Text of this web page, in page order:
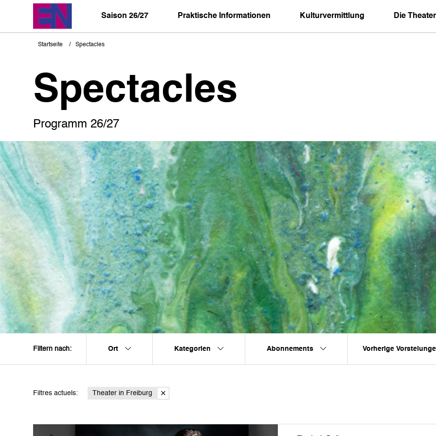
Saison 26/27 Praktische Informationen Kulturvermittlung Die Theater
Pfadnavigation
Startseite Spectacles
Spectacles
Programm 26/27
Filtern nach: Ort Kategorien Abonnements Vorherige
Filtres actuels: Theater in Freiburg